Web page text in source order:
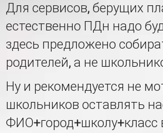
Для сервисов, берущих
естественно ПДн надо
здесь предложено
родителей, а не
Ну и рекомендуется не
школьников оставлять
ФИО+город+школу+класс